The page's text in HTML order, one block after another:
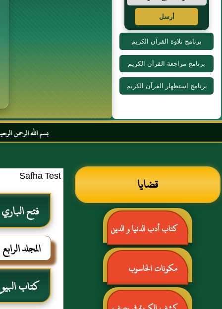
أرسل
برنامج تلاوة القرآن الكريم
برنامج مراجعة القرآن الكريم
برنامج استظهار القرآن الكريم
بسم الله الرحمن الرحيم السلام
قضايا
كتاب أدب الدنيا و الدين
للماوردي
مكونات الحاسوب
Safha Test
فتح
المجلد الرابع
كتاب